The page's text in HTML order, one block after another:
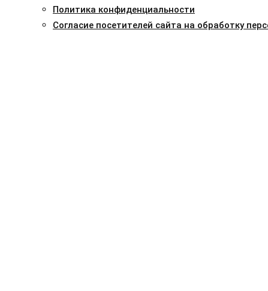
Политика конфиденциальности
Согласие посетителей сайта на обработку